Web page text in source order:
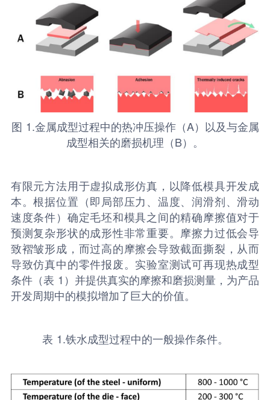
图 1.金属成型过程中的热冲压操作（A）以及与金属
成型相关的磨损机理（B）。
有限元方法用于虚拟成形仿真，以降低模具开发成
本。根据位置（即局部压力、温度、润滑剂、滑动
速度条件）确定毛坯和模具之间的精确摩擦值对于
预测复杂形状的成形性非常重要。摩擦力过低会导
致褶皱形成，而过高的摩擦会导致截面撕裂，从而
导致仿真中的零件报废。实验室测试可再现热成型
条件（表 1）并提供真实的摩擦和磨损测量，为产品
开发周期中的模拟增加了巨大的价值。
表 1.铁水成型过程中的一般操作条件。